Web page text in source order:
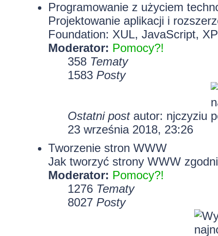
Programowanie z użyciem
Projektowanie aplikacji i
Foundation: XUL, JavaScript,
Moderator: Pomocy?!
358 Tematy
1583 Posty
Ostatni postautor: njczyziu
23 września 2018, 23:26
Tworzenie stron WWW
Jak tworzyć strony WWW
Moderator: Pomocy?!
1276 Tematy
8027 Posty